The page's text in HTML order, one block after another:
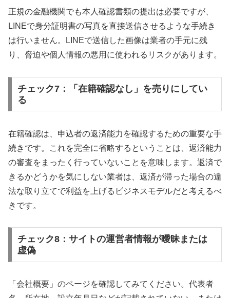
正規の金融機関でも本人確認書類の提出は必要ですが、
LINEで身分証明書の写真を直接送信させるような手続き
は行いません。LINEで送信した画像は業者の手元に残
り、脅迫や個人情報の悪用に使われるリスクがあります。
チェック7：「在籍確認なし」を売りにしてい
る
在籍確認は、申込者の返済能力を確認するための重要な手
続きです。これを完全に省略するということは、返済能力
の審査をまったく行っていないことを意味します。返済で
きるかどうかを気にしない業者は、返済が滞った場合の違
法な取り立てで利益を上げるビジネスモデルだと考えるべ
きです。
チェック8：サイトの運営者情報が曖昧または
虚偽
「会社概要」のページを確認してみてください。代表者